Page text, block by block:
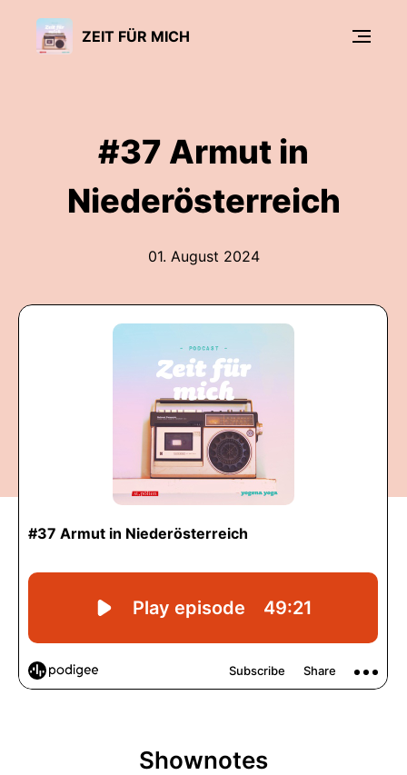
ZEIT FÜR MICH
#37 Armut in
Niederösterreich
01. August 2024
Shownotes